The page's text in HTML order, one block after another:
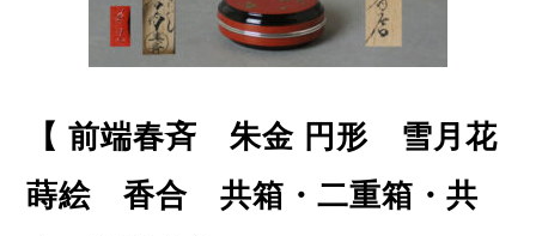
【 前端春斉 朱金 円形 雪月花
蒔絵 香合 共箱・二重箱・共